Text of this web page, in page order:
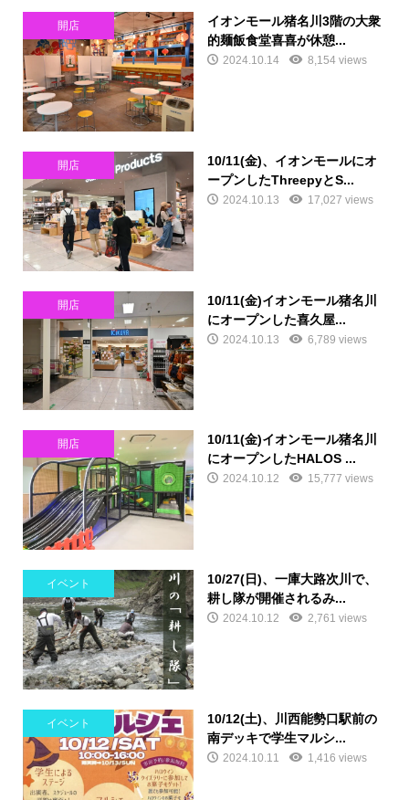
開店
イオンモール猪名川3階の大衆
的麺飯食堂喜喜が休憩...
2024.10.14 8,154 views
開店
10/11(金)、イオンモールにオ
ープンしたThreepyとS...
2024.10.13 17,027 views
開店
10/11(金)イオンモール猪名川
にオープンした喜久屋...
2024.10.13 6,789 views
開店
10/11(金)イオンモール猪名川
にオープンしたHALOS ...
2024.10.12 15,777 views
イベント
10/27(日)、一庫大路次川で、
耕し隊が開催されるみ...
2024.10.12 2,761 views
イベント
10/12(土)、川西能勢口駅前の
南デッキで学生マルシ...
2024.10.11 1,416 views